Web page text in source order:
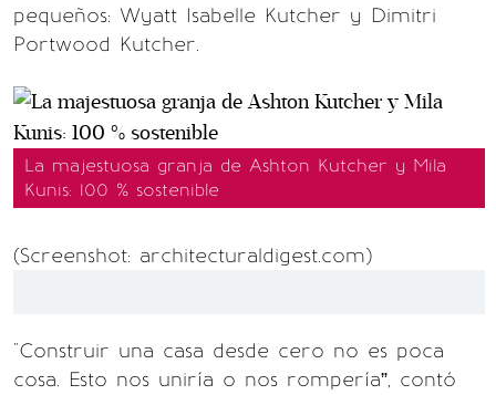
pequeños: Wyatt Isabelle Kutcher y Dimitri
Portwood Kutcher.
La majestuosa granja de Ashton Kutcher y Mila
Kunis: 100 % sostenible
(Screenshot: architecturaldigest.com)
"Construir una casa desde cero no es poca
cosa. Esto nos uniría o nos rompería”, contó